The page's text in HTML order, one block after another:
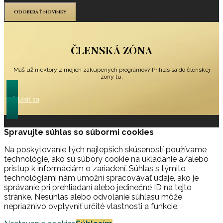
Odoberať novinky
ČLENSKÁ ZÓNA
Máš už niektorý z mojich zakúpených programov? Prihlás sa do členskej
zóny tu:
Prihlásiť sa
Spravujte súhlas so súbormi cookies
Na poskytovanie tých najlepších skúseností používame
technológie, ako sú súbory cookie na ukladanie a/alebo
prístup k informáciám o zariadení. Súhlas s týmito
technológiami nám umožní spracovávať údaje, ako je
správanie pri prehliadaní alebo jedinečné ID na tejto
stránke. Nesúhlas alebo odvolanie súhlasu môže
nepriaznivo ovplyvniť určité vlastnosti a funkcie.